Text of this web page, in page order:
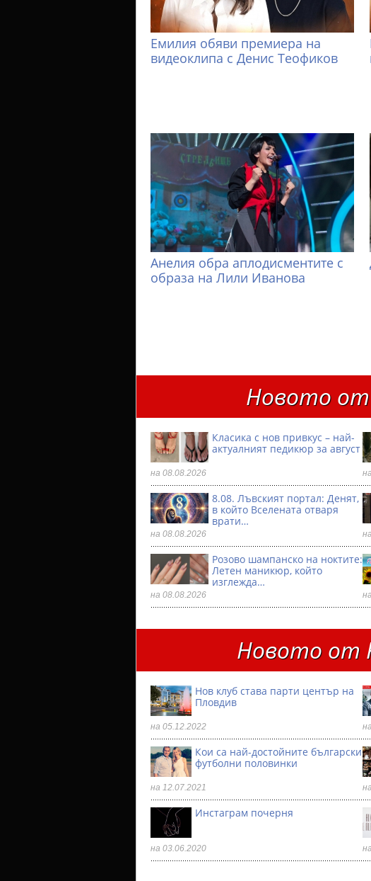
Емилия обяви премиера на
видеоклипа с Денис Теофиков
Анелия обра аплодисментите с
образа на Лили Иванова
Новото от
Класика с нов привкус – най-
актуалният педикюр за август
на 08.08.2026
8.08. Лъвският портал: Денят,
в който Вселената отваря
врати…
на 08.08.2026
Розово шампанско на ноктите:
Летен маникюр, който
изглежда…
на 08.08.2026
Новото от
Нов клуб става парти център на
Пловдив
на 05.12.2022
Кои са най-достойните български
футболни половинки
на 12.07.2021
Инстаграм почерня
на 03.06.2020